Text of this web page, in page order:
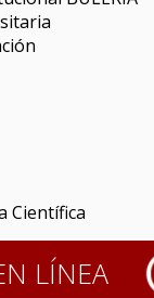
Científica
LÍNEA